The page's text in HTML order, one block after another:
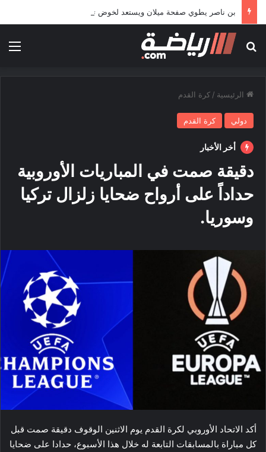
بحث عن
الرئيسية / كرة القدم
دولي كرة القدم
أخر الأخبار
دقيقة صمت في المباريات الأوروبية
حداداً على أرواح ضحايا زلزال تركيا
وسوريا.
أكد الاتحاد الأوروبي لكرة القدم يوم الاثنين الوقوف دقيقة صمت قبل
كل مباراة بالمسابقات التابعة له خلال هذا الأسبوع، حدادا على ضحايا